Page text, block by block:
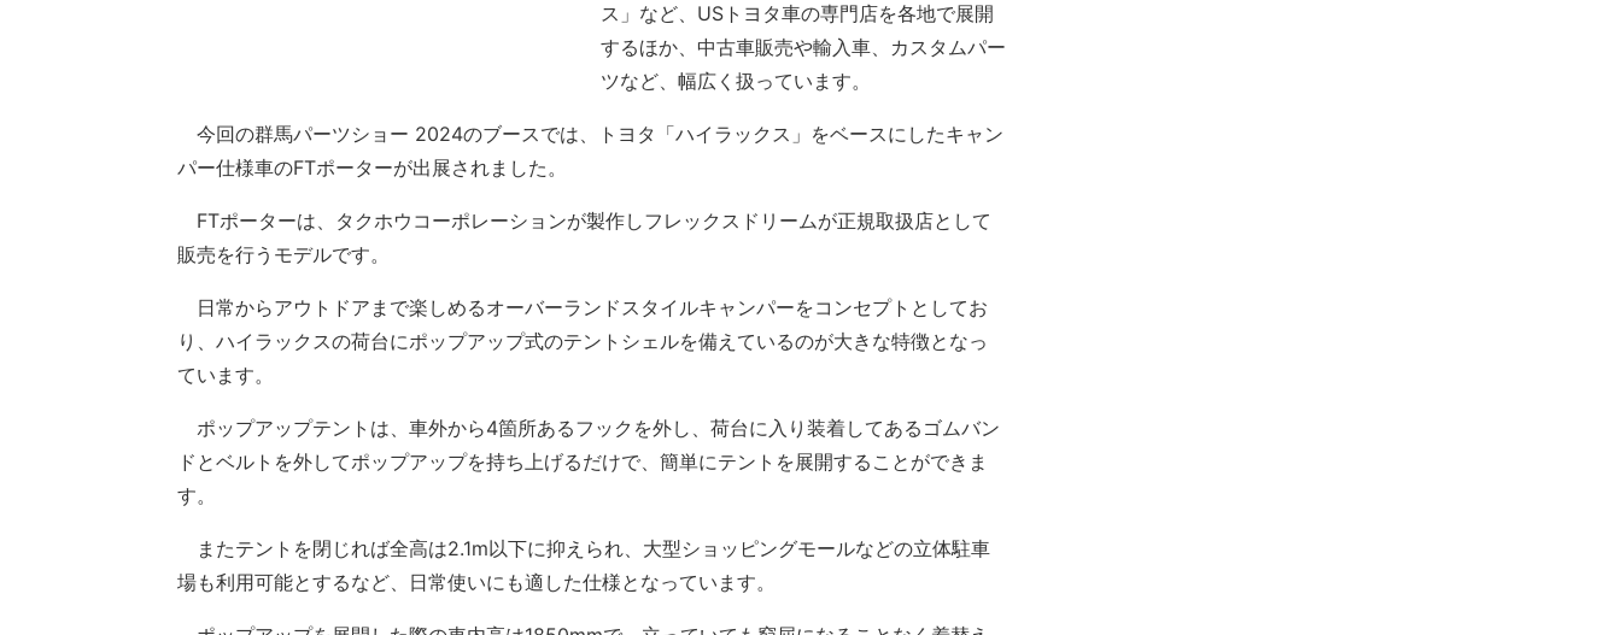
ス」など、USトヨタ車の専門店を各地で展開
するほか、中古車販売や輸入車、カスタムパー
ツなど、幅広く扱っています。
今回の群馬パーツショー 2024のブースでは、トヨタ「ハイラックス」をベースにしたキャン
パー仕様車のFTポーターが出展されました。
FTポーターは、タクホウコーポレーションが製作しフレックスドリームが正規取扱店として
販売を行うモデルです。
日常からアウトドアまで楽しめるオーバーランドスタイルキャンパーをコンセプトとしてお
り、ハイラックスの荷台にポップアップ式のテントシェルを備えているのが大きな特徴となっ
ています。
ポップアップテントは、車外から4箇所あるフックを外し、荷台に入り装着してあるゴムバン
ドとベルトを外してポップアップを持ち上げるだけで、簡単にテントを展開することができま
す。
またテントを閉じれば全高は2.1m以下に抑えられ、大型ショッピングモールなどの立体駐車
場も利用可能とするなど、日常使いにも適した仕様となっています。